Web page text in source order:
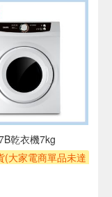
乾衣機7kg
(大家電商單品未達